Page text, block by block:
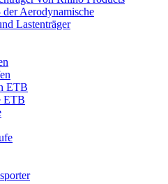
der Aerodynamische
Lastenträger
ETB
ETB